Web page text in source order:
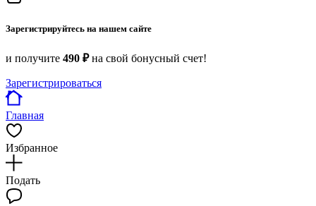
Зарегистрируйтесь на нашем сайте
и получите 490 ₽на свой бонусный счет!
Зарегистрироваться
Главная
Избранное
Подать